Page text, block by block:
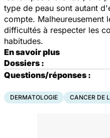
type de peau sont autant
compte. Malheureusement
difficultés à respecter les
habitudes.
En savoir plus
Dossiers :
Questions/réponses :
DERMATOLOGIE CANCER DE